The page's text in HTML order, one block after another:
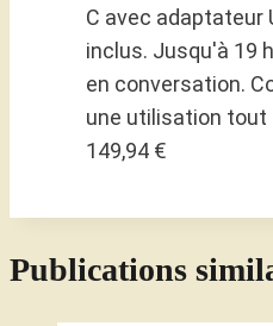
C avec adaptateur
inclus. Jusqu'à 19
en conversation.
une utilisation tout
149,94 €
Publications